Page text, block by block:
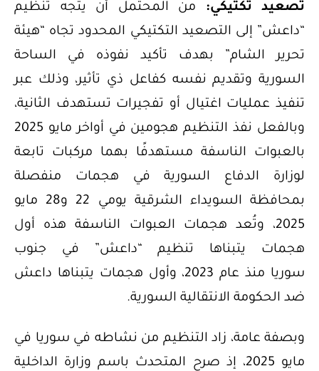
تصعيد تكتيكي:
من المحتمل أن يتجه تنظيم
“داعش” إلى التصعيد التكتيكي المحدود تجاه “هيئة
تحرير الشام” بهدف تأكيد نفوذه في الساحة
السورية وتقديم نفسه كفاعل ذي تأثير، وذلك عبر
تنفيذ عمليات اغتيال أو تفجيرات تستهدف الثانية،
وبالفعل نفذ التنظيم هجومين في أواخر مايو 2025
بالعبوات الناسفة مستهدفًا بهما مركبات تابعة
لوزارة الدفاع السورية في هجمات منفصلة
بمحافظة السويداء الشرقية يومي 22 و28 مايو
2025، وتُعد هجمات العبوات الناسفة هذه أول
هجمات يتبناها تنظيم “داعش” في جنوب
سوريا منذ عام 2023، وأول هجمات يتبناها داعش
ضد الحكومة الانتقالية السورية.
وبصفة عامة، زاد التنظيم من نشاطه في سوريا في
مايو 2025، إذ صرح المتحدث باسم وزارة الداخلية